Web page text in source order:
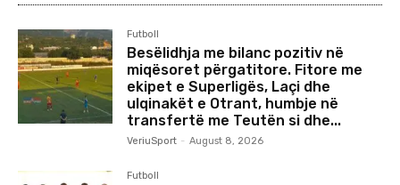
Futboll
Besëlidhja me bilanc pozitiv në
miqësoret përgatitore. Fitore me
ekipet e Superligës, Laçi dhe
ulqinakët e Otrant, humbje në
transfertë me Teutën si dhe...
VeriuSport - August 8, 2026
Futboll